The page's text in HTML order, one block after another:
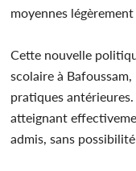
moyennes
Cette nouvelle
scolaire à
pratiques
atteignant
admis, sans